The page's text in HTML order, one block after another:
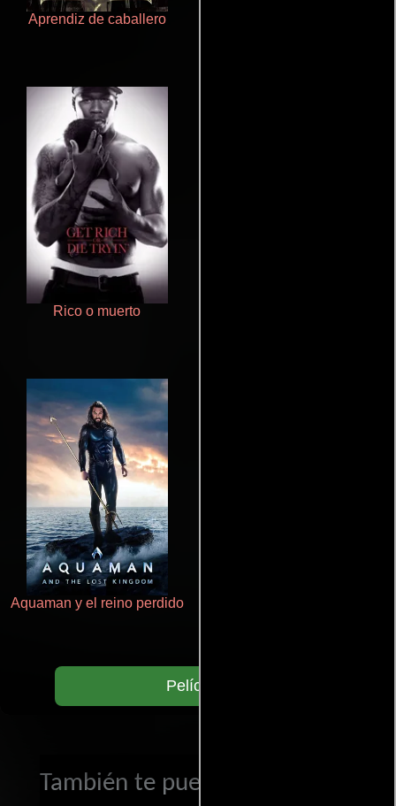
Aprendiz de caballero
Rico o muerto
Aquaman y el reino perdido
Películas
También te puede interesar...